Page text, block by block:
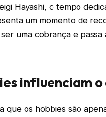
Hayashi, o tempo
um momento de
uma cobrança e
influenciam
que os hobbies são